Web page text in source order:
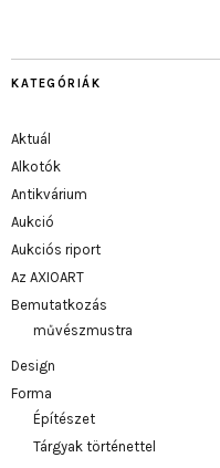
KATEGÓRIÁK
Aktuál
Alkotók
Antikvárium
Aukció
Aukciós riport
Az AXIOART
Bemutatkozás
művészmustra
Design
Forma
Építészet
Tárgyak történettel